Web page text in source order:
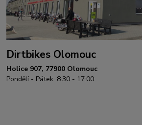
Dirtbikes Olomouc
Holice 907, 77900 Olomouc
Pondělí - Pátek: 8:30 - 17:00